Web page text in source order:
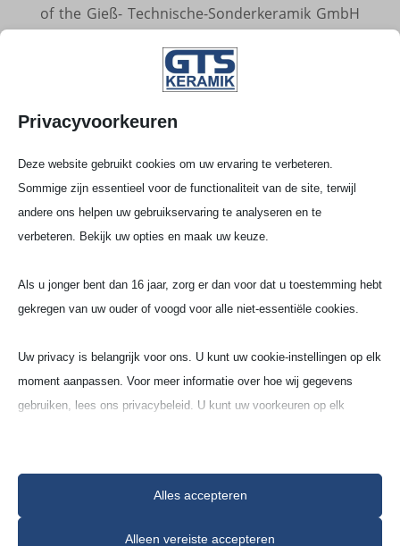
of the Gieß- Tech­ni­sche-Sonder­ke­ra­mik GmbH
custo­mer. They will be accep­ted by the custo­
mer to their full extent in the version valid at
the time of the busi­ness trans­ac­tion. Regu­la­ti­
ons devi­a­ting from these condi­ti­ons, espe­ci­ally
also busi­ness condi­ti­ons of the custo­mer, are
here­with contra­dic­ted. We point out that it is
possi­ble to accept the GTCs in the inter­net
under www.gts-keramik.de
Gieß- Tech­ni­sche- Sonder­ke­ra­mik GmbH & Co.
CEO: Andreas Müller
Koppers­str. 29
40549 Düssel­dorf
2. Offers and contract
conclu­sion
Privacyvoorkeuren
Deze website gebruikt cookies om uw ervaring te verbeteren.
Sommige zijn essentieel voor de functionaliteit van de site, terwijl
andere ons helpen uw gebruikservaring te analyseren en te
verbeteren. Bekijk uw opties en maak uw keuze.
Als u jonger bent dan 16 jaar, zorg er dan voor dat u toestemming hebt
gekregen van uw ouder of voogd voor alle niet-essentiële cookies.
Uw privacy is belangrijk voor ons. U kunt uw cookie-instellingen op elk
moment aanpassen. Voor meer informatie over hoe wij gegevens
gebruiken, lees ons privacybeleid. U kunt uw voorkeuren op elk
Houd er rekening mee dat als u ervoor kiest bepaalde soorten cookies
uit te schakelen, dit uw ervaring op de site en de services die wij
kunnen aanbieden, kan beïnvloeden.
Alles accepteren
Alleen vereiste accepteren